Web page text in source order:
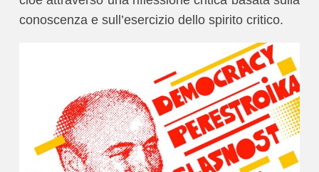
conoscenza e sull’esercizio dello spirito critico.